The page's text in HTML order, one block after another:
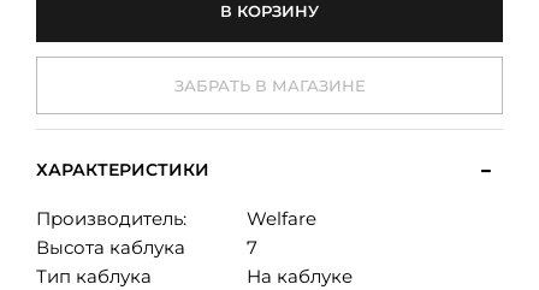
В КОРЗИНУ
ЗАБРАТЬ В МАГАЗИНЕ
ХАРАКТЕРИСТИКИ
Производитель:
Welfare
Высота каблука
7
Тип каблука
На каблуке